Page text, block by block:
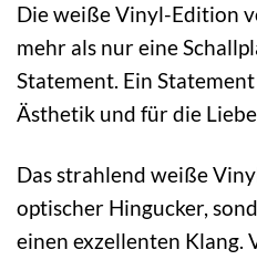
Die weiße Vinyl-Edition
mehr als nur eine
Statement. Ein
Ästhetik und für die
Das strahlend weiße
optischer Hingucker,
einen exzellenten Klang.